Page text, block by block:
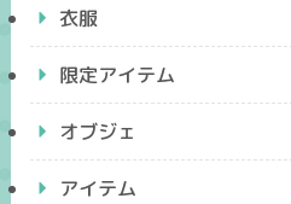
衣服
限定アイテム
オブジェ
アイテム